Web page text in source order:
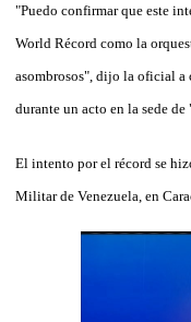
"Puedo confirmar que este
World Récord como la
asombrosos", dijo la oficial a
durante un acto en la sede
El intento por el récord se
Militar de Venezuela, en